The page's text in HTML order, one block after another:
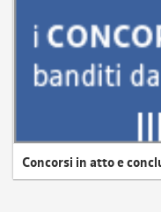
Concorsi in atto e